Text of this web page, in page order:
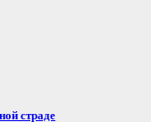
страде